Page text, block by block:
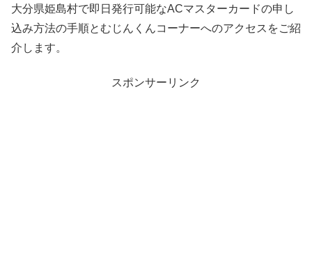
大分県姫島村で即日発行可能なACマスターカードの申し
込み方法の手順とむじんくんコーナーへのアクセスをご紹
介します。
スポンサーリンク